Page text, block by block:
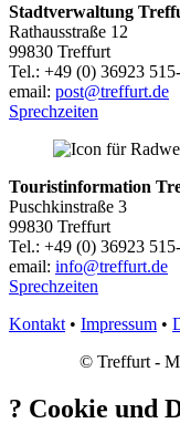
Stadtverwaltung
Rathausstraße 12
99830 Treffurt
Tel.: +49 (0) 36923
email: post@treffurt.de
Sprechzeiten
Touristinformation
Puschkinstraße 3
99830 Treffurt
Tel.: +49 (0) 36923
email: info@treffurt.de
Sprechzeiten
Kontakt • Impressum •
© Treffurt -
? Cookie und